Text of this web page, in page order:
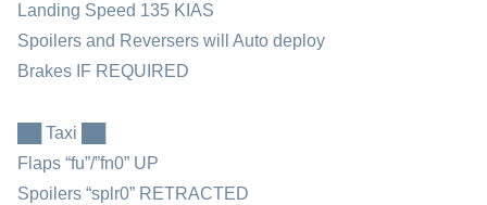
Landing Speed 135 KIAS
Spoilers and Reversers will Auto deploy
Brakes IF REQUIRED
██ Taxi ██
Flaps “fu”/”fn0” UP
Spoilers “splr0” RETRACTED